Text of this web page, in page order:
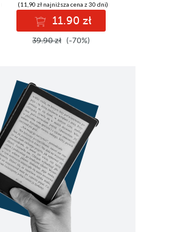
(11,90 zł najniższa cena z 30 dni)
11.90 zł
39.90 zł (-70%)